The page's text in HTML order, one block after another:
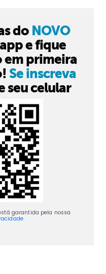
do NOVO
e fique
primeira
Se inscreva
seu celular
garantida pela nossa